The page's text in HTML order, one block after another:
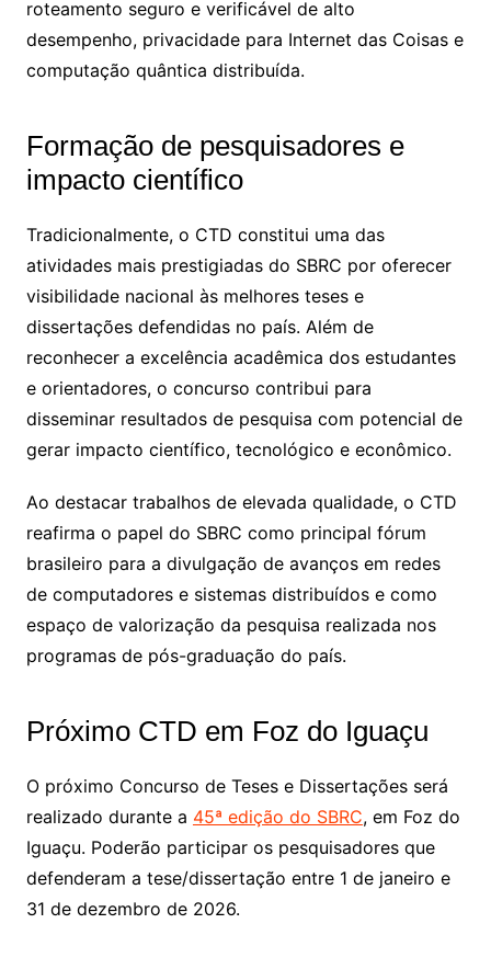
roteamento seguro e verificável de alto
desempenho, privacidade para Internet das Coisas e
computação quântica distribuída.
Formação de pesquisadores e
impacto científico
Tradicionalmente, o CTD constitui uma das
atividades mais prestigiadas do SBRC por oferecer
visibilidade nacional às melhores teses e
dissertações defendidas no país. Além de
reconhecer a excelência acadêmica dos estudantes
e orientadores, o concurso contribui para
disseminar resultados de pesquisa com potencial de
gerar impacto científico, tecnológico e econômico.
Ao destacar trabalhos de elevada qualidade, o CTD
reafirma o papel do SBRC como principal fórum
brasileiro para a divulgação de avanços em redes
de computadores e sistemas distribuídos e como
espaço de valorização da pesquisa realizada nos
programas de pós-graduação do país.
Próximo CTD em Foz do Iguaçu
O próximo Concurso de Teses e Dissertações será
realizado durante a 45ª edição do SBRC, em Foz do
Iguaçu. Poderão participar os pesquisadores que
defenderam a tese/dissertação entre 1 de janeiro e
31 de dezembro de 2026.